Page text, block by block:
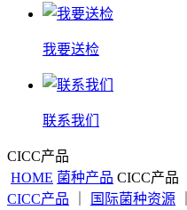
我要送检
联系我们
CICC产品
HOME 菌种产品 CICC产品
CICC产品
国际菌种资源